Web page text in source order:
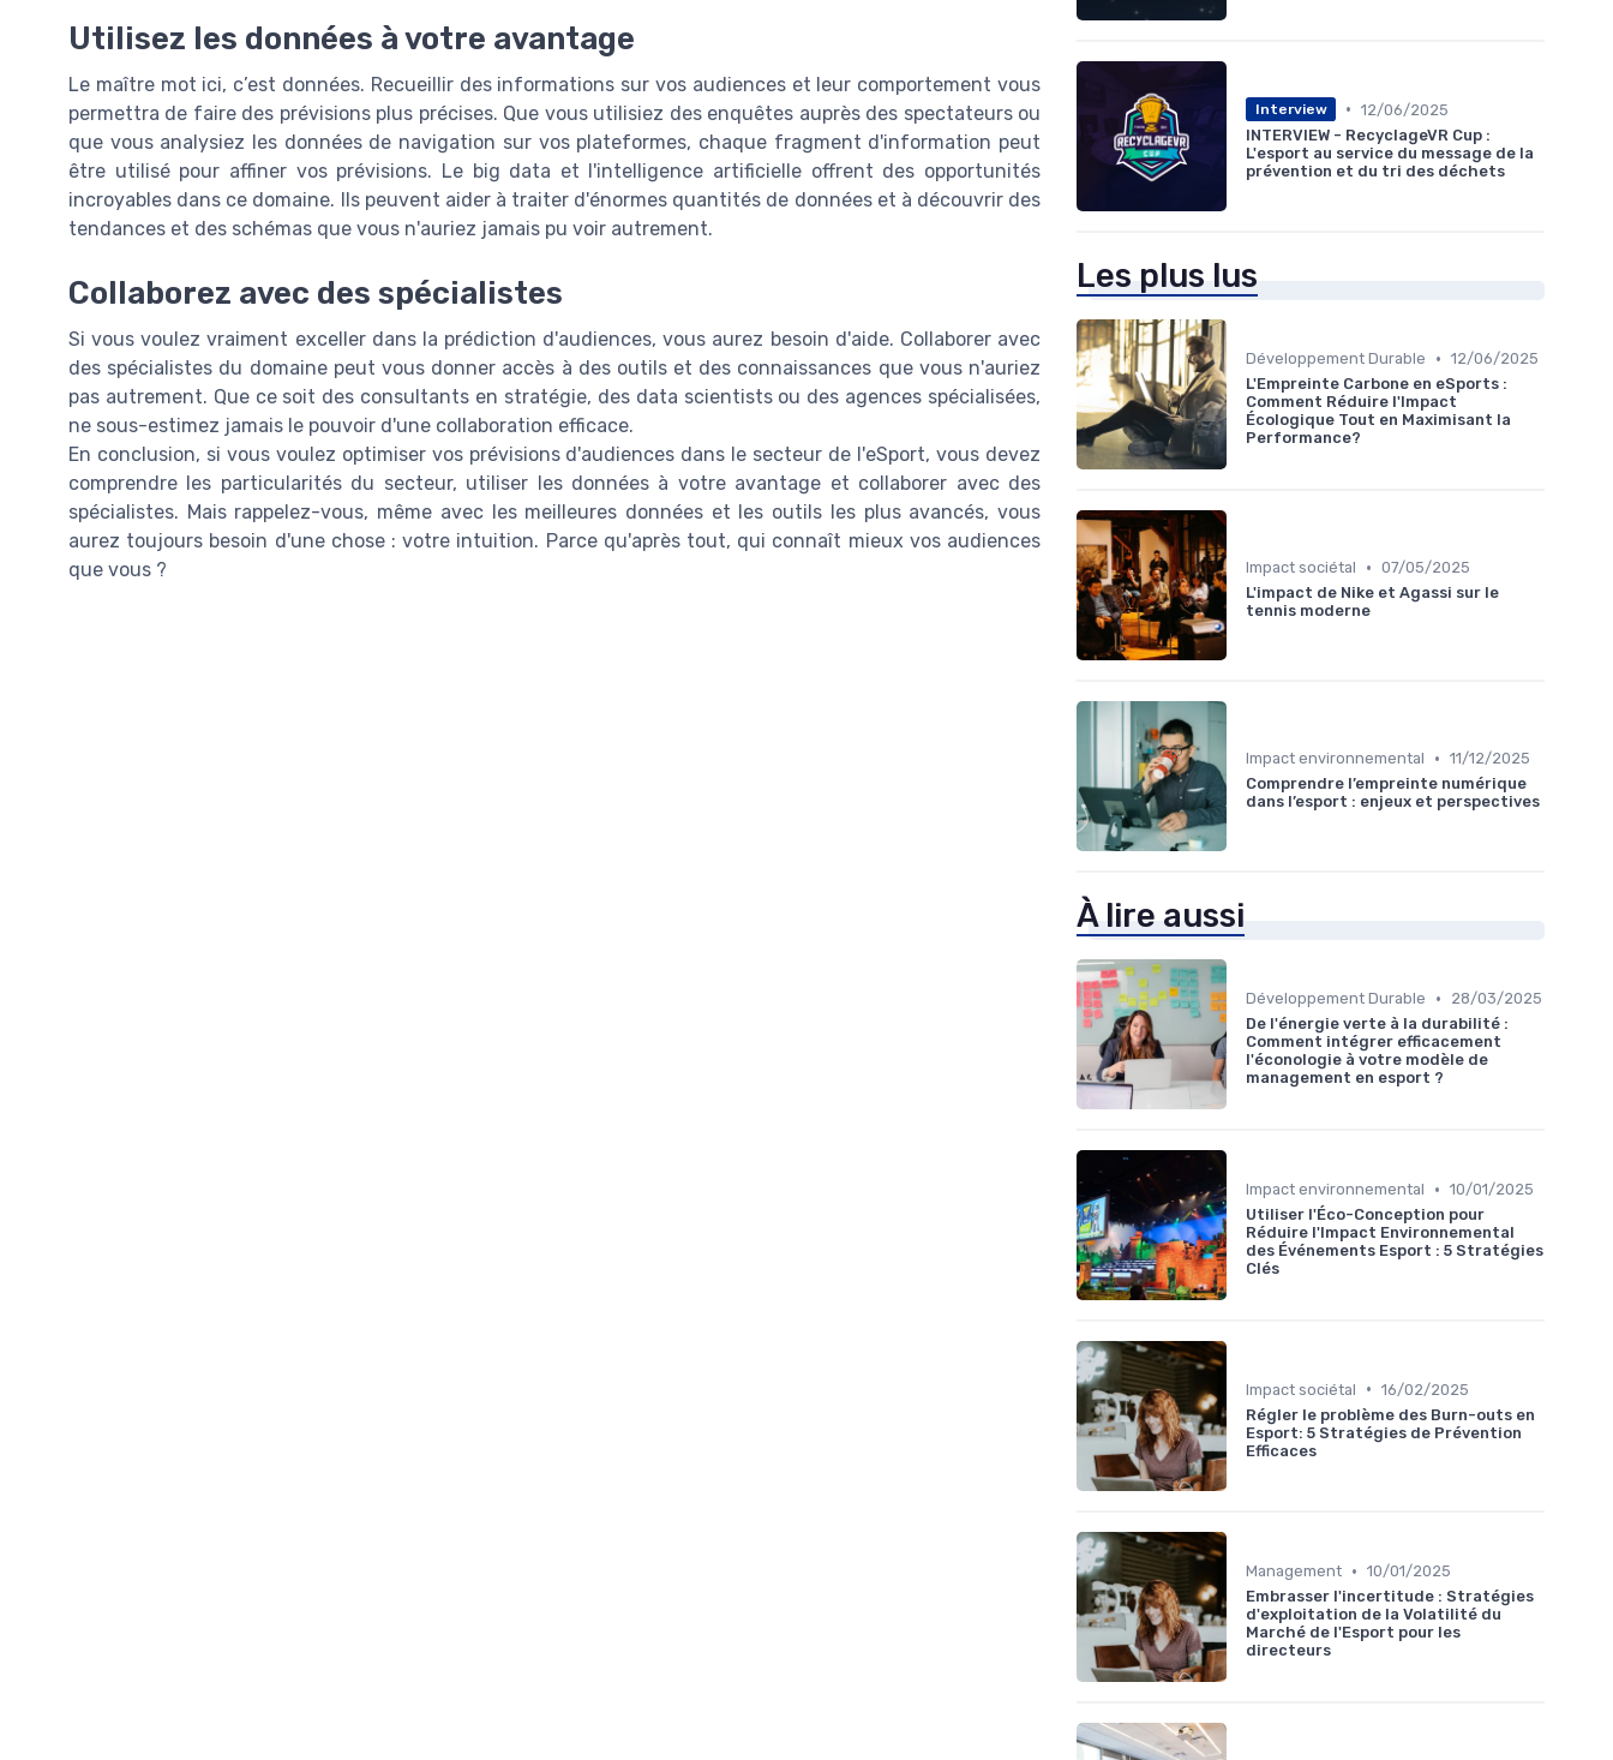
Utilisez les données à votre avantage
Le maître mot ici, c’est données. Recueillir des informations sur vos audiences et leur comportement vous
permettra de faire des prévisions plus précises. Que vous utilisiez des enquêtes auprès des spectateurs ou
que vous analysiez les données de navigation sur vos plateformes, chaque fragment d'information peut
être utilisé pour affiner vos prévisions. Le big data et l'intelligence artificielle offrent des opportunités
incroyables dans ce domaine. Ils peuvent aider à traiter d'énormes quantités de données et à découvrir des
tendances et des schémas que vous n'auriez jamais pu voir autrement.
Collaborez avec des spécialistes
Si vous voulez vraiment exceller dans la prédiction d'audiences, vous aurez besoin d'aide. Collaborer avec
des spécialistes du domaine peut vous donner accès à des outils et des connaissances que vous n'auriez
pas autrement. Que ce soit des consultants en stratégie, des data scientists ou des agences spécialisées,
ne sous-estimez jamais le pouvoir d'une collaboration efficace.
En conclusion, si vous voulez optimiser vos prévisions d'audiences dans le secteur de l'eSport, vous devez
comprendre les particularités du secteur, utiliser les données à votre avantage et collaborer avec des
spécialistes. Mais rappelez-vous, même avec les meilleures données et les outils les plus avancés, vous
aurez toujours besoin d'une chose : votre intuition. Parce qu'après tout, qui connaît mieux vos audiences
que vous ?
Interview • 12/06/2025
INTERVIEW - RecyclageVR Cup :
L'esport au service du message de la
prévention et du tri des déchets
Les plus lus
Développement Durable • 12/06/2025
L'Empreinte Carbone en eSports :
Comment Réduire l'Impact
Écologique Tout en Maximisant la
Performance?
Impact sociétal • 07/05/2025
L'impact de Nike et Agassi sur le
tennis moderne
Impact environnemental • 11/12/2025
Comprendre l’empreinte numérique
dans l’esport : enjeux et perspectives
À lire aussi
Développement Durable •
28/03/2025
De l'énergie verte à la durabilité :
Comment intégrer efficacement
l'éconologie à votre modèle de
management en esport ?
Impact environnemental • 10/01/2025
Utiliser l'Éco-Conception pour
Réduire l'Impact Environnemental
des Événements Esport : 5 Stratégies
Clés
Impact sociétal • 16/02/2025
Régler le problème des Burn-outs en
Esport: 5 Stratégies de Prévention
Efficaces
Management • 10/01/2025
Embrasser l'incertitude : Stratégies
d'exploitation de la Volatilité du
Marché de l'Esport pour les
directeurs